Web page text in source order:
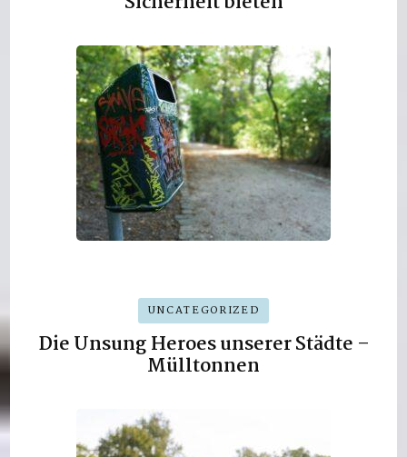
UNCATEGORIZED
Die Unsung Heroes unserer Städte –
Mülltonnen